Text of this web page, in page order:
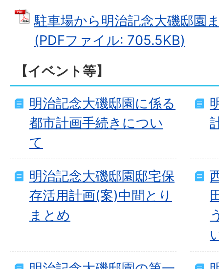
駐車場から明治記念大磯邸園
(PDFファイル: 705.5KB)
【イベント等】
明治記念大磯邸園に係る
都市計画手続きについ
て
明治記念大磯邸園邸宅保
存活用計画(案)中間とり
まとめ